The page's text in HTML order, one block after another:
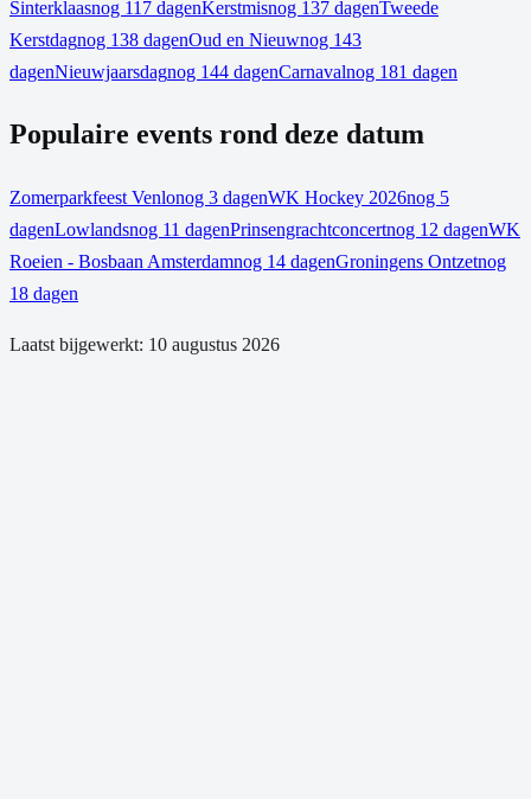
Sinterklaasnog 117 dagenKerstmisnog 137 dagenTweede
Kerstdagnog 138 dagenOud en Nieuwnog 143
dagenNieuwjaarsdagnog 144 dagenCarnavalnog 181 dagen
Populaire events rond deze datum
Zomerparkfeest Venlonog 3 dagenWK Hockey 2026nog 5
dagenLowlandsnog 11 dagenPrinsengrachtconcertnog 12 dagenWK
Roeien - Bosbaan Amsterdamnog 14 dagenGroningens Ontzetnog
18 dagen
Laatst bijgewerkt: 10 augustus 2026